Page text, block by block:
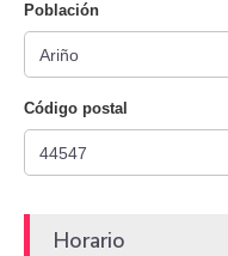
Población
Código postal
Horario